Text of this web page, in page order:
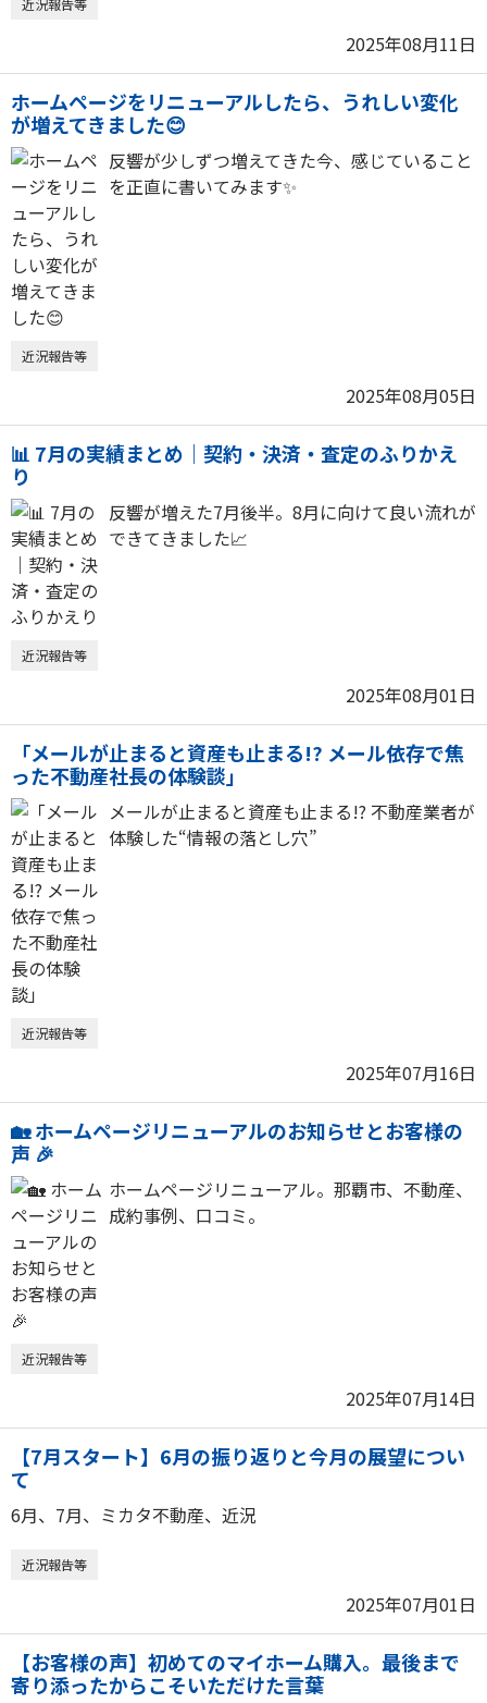
近況報告等
2025年08月11日
ホームページをリニューアルしたら、うれしい変化
が増えてきました😊
反響が少しずつ増えてきた今、感じていること
を正直に書いてみます✨
近況報告等
2025年08月05日
📊 7月の実績まとめ｜契約・決済・査定のふりかえ
り
反響が増えた7月後半。8月に向けて良い流れが
できてきました📈
近況報告等
2025年08月01日
「メールが止まると資産も止まる!? メール依存で焦
った不動産社長の体験談」
メールが止まると資産も止まる!? 不動産業者が
体験した“情報の落とし穴”
近況報告等
2025年07月16日
🏡 ホームページリニューアルのお知らせとお客様の
声 🎉
ホームページリニューアル。那覇市、不動産、
成約事例、口コミ。
近況報告等
2025年07月14日
【7月スタート】6月の振り返りと今月の展望につい
て
6月、7月、ミカタ不動産、近況
近況報告等
2025年07月01日
【お客様の声】初めてのマイホーム購入。最後まで
寄り添ったからこそいただけた言葉